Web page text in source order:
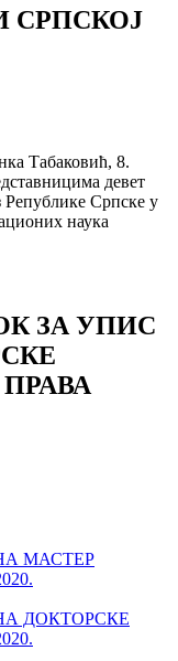
СРПСКОЈ
Табаковић, 8.
девет
Републике Српске у
наука
ЗА УПИС
МАСТЕР
ДОКТОРСКЕ